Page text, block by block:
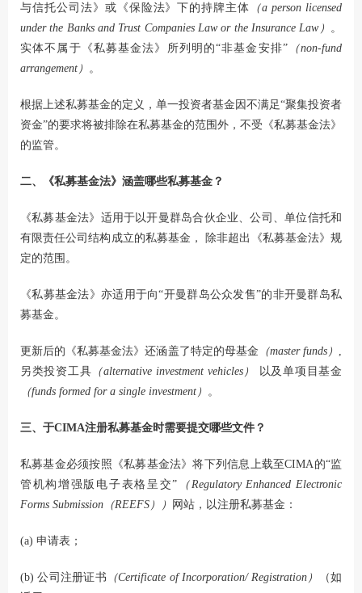
与信托公司法》或《保险法》下的持牌主体 （a person licensed
under the Banks and Trust Companies Law or the Insurance Law）
。
实体不属于《私募基金法》所列明的“非基金安排”（non-fund
arrangement）
。
根据上述私募基金的定义，单一投资者基金因不满足“聚集投资者
资金”的要求将被排除在私募基金的范围外，不受《私募基金法》
的监管。
二、《私募基金法》涵盖哪些私募基金？
《私募基金法》适用于以开曼群岛合伙企业、公司、单位信托和
有限责任公司结构成立的私募基金， 除非超出《私募基金法》规
定的范围。
《私募基金法》亦适用于向“开曼群岛公众发售”的非开曼群岛私
募基金。
更新后的《私募基金法》还涵盖了特定的母基金 （master funds）
另类投资工具 （alternative investment vehicles）
以及单项目基金
（funds formed for a single investment）
。
三、于CIMA注册私募基金时需要提交哪些文件？
私募基金必须按照《私募基金法》将下列信息上载至CIMA的“监
管机构增强版电子表格呈交” （Regulatory Enhanced Electronic
Forms Submission（REEFS））
网站，以注册私募基金：
(a) 申请表；
(b) 公司注册证书 （Certificate of Incorporation/ Registration）
（如